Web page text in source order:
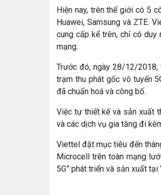
Hiện nay, trên thế giới có 5
Huawei, Samsung và ZTE.
cung cấp kể trên, chỉ có
mạng.
Trước đó, ngày 28/12/2018,
trạm thu phát gốc vô tuyến
đã chuẩn hoá và công bố.
Việc tự thiết kế và sản xuất
và các dịch vụ gia tăng đi
Viettel đặt mục tiêu đến
Microcell trên toàn mạng
5G” phát triển và sản xuất tại